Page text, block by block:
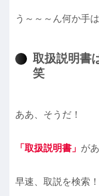
う～～～ん何か手
取扱説明書
笑
ああ、そうだ！
「取扱説明書」 が
早速、取説を検索！